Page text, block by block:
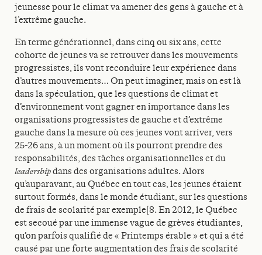
jeunesse pour le climat va amener des gens à gauche et à
l’extrême gauche.
En terme générationnel, dans cinq ou six ans, cette
cohorte de jeunes va se retrouver dans les mouvements
progressistes, ils vont reconduire leur expérience dans
d’autres mouvements… On peut imaginer, mais on est là
dans la spéculation, que les questions de climat et
d’environnement vont gagner en importance dans les
organisations progressistes de gauche et d’extrême
gauche dans la mesure où ces jeunes vont arriver, vers
25-26 ans, à un moment où ils pourront prendre des
responsabilités, des tâches organisationnelles et du
leadershipdans des organisations adultes. Alors
qu’auparavant, au Québec en tout cas, les jeunes étaient
surtout formés, dans le monde étudiant, sur les questions
de frais de scolarité par exemple[8. En 2012, le Québec
est secoué par une immense vague de grèves étudiantes,
qu’on parfois qualifié de « Printemps érable » et qui a été
causé par une forte augmentation des frais de scolarité